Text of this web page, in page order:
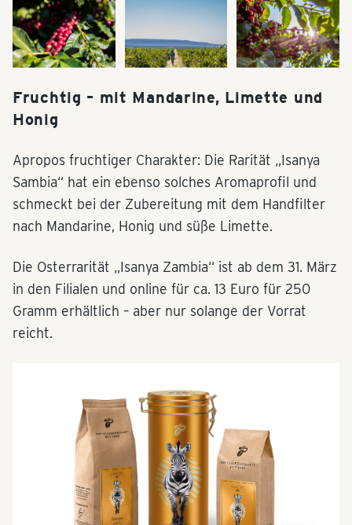
Fruchtig – mit Mandarine, Limette und
Honig
Apropos fruchtiger Charakter: Die Rarität „Isanya
Sambia“ hat ein ebenso solches Aromaprofil und
schmeckt bei der Zubereitung mit dem Handfilter
nach Mandarine, Honig und süße Limette.
Die Osterrarität „Isanya Zambia“ ist ab dem 31. März
in den Filialen und online für ca. 13 Euro für 250
Gramm erhältlich – aber nur solange der Vorrat
reicht.